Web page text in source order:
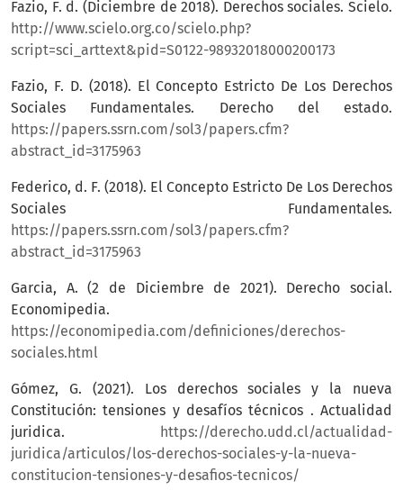
Fazio, F. d. (Diciembre de 2018). Derechos sociales. Scielo.
http://www.scielo.org.co/scielo.php?
script=sci_arttext&pid=S0122-98932018000200173
Fazio, F. D. (2018). El Concepto Estricto De Los Derechos
Sociales Fundamentales. Derecho del estado.
https://papers.ssrn.com/sol3/papers.cfm?
abstract_id=3175963
Federico, d. F. (2018). El Concepto Estricto De Los Derechos
Sociales Fundamentales.
https://papers.ssrn.com/sol3/papers.cfm?
abstract_id=3175963
Garcia, A. (2 de Diciembre de 2021). Derecho social.
Economipedia.
https://economipedia.com/definiciones/derechos-
sociales.html
Gómez, G. (2021). Los derechos sociales y la nueva
Constitución: tensiones y desafíos técnicos . Actualidad
juridica.
https://derecho.udd.cl/actualidad-
juridica/articulos/los-derechos-sociales-y-la-nueva-
constitucion-tensiones-y-desafios-tecnicos/